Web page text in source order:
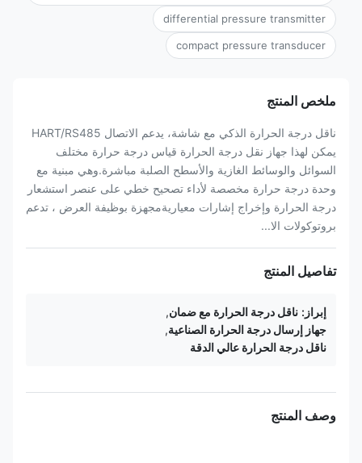
differential pressure transmitter
compact pressure transducer
ملخص المنتج
ناقل درجة الحرارة الذكي مع شاشة، يدعم الاتصال HART/RS485
يمكن لهذا جهاز نقل درجة الحرارة قياس درجة حرارة مختلف
السوائل والوسائط الغازية والأسطح الصلبة مباشرة.وهي مبنية مع
وحدة درجة حرارة مخصصة لأداء تصحيح خطي على عنصر استشعار
درجة الحرارة وإخراج إشارات معياريةمجهزة بوظيفة العرض ، تدعم
بروتوكولات الا...
تفاصيل المنتج
ناقل درجة الحرارة مع ضمان,
جهاز إرسال درجة الحرارة الصناعية,
ناقل درجة الحرارة عالي الدقة
وصف المنتج